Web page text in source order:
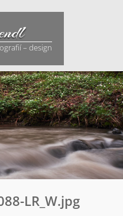
– design
LR_W.jpg